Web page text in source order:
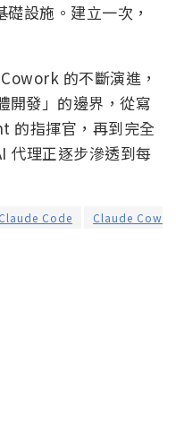
設施。建立一次，
的不斷演進，
發」的邊界，從寫
的指揮官，再到完全
代理正逐步滲透到每
Claude Code Claude